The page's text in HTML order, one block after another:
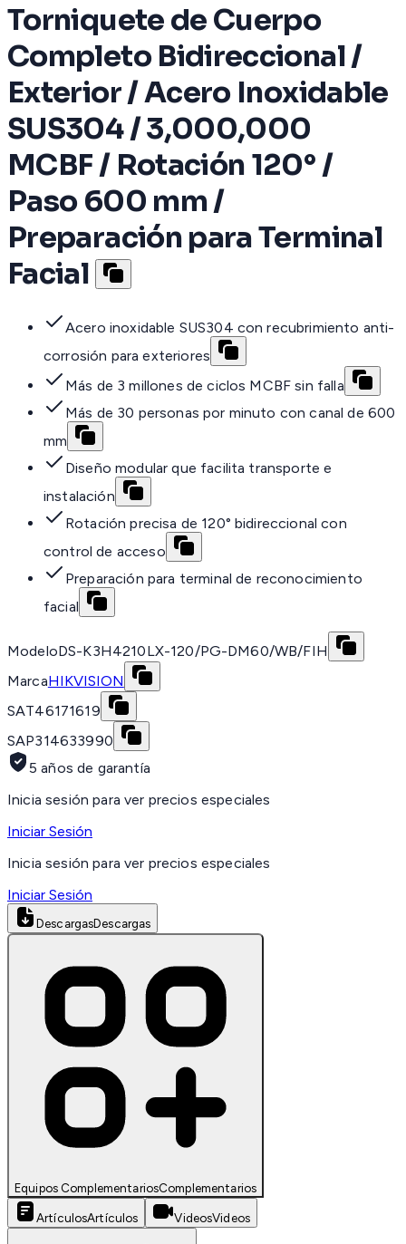
Torniquete de Cuerpo
Completo Bidireccional /
Exterior / Acero Inoxidable
SUS304 / 3,000,000
MCBF / Rotación 120° /
Paso 600 mm /
Preparación para Terminal
Facial
Acero inoxidable SUS304 con recubrimiento anti-
corrosión para exteriores
Más de 3 millones de ciclos MCBF sin falla
Más de 30 personas por minuto con canal de 600
mm
Diseño modular que facilita transporte e
instalación
Rotación precisa de 120° bidireccional con
control de acceso
Preparación para terminal de reconocimiento
facial
ModeloDS-K3H4210LX-120/PG-DM60/WB/FIH
MarcaHIKVISION
SAT46171619
SAP314633990
5 años de garantía
Inicia sesión para ver precios especiales
Iniciar Sesión
Inicia sesión para ver precios especiales
Iniciar Sesión
DescargasDescargas
Equipos ComplementariosComplementarios
ArtículosArtículos VideosVideos